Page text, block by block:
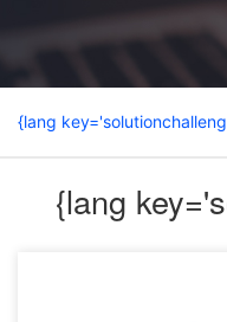
{lang
{lang{lang